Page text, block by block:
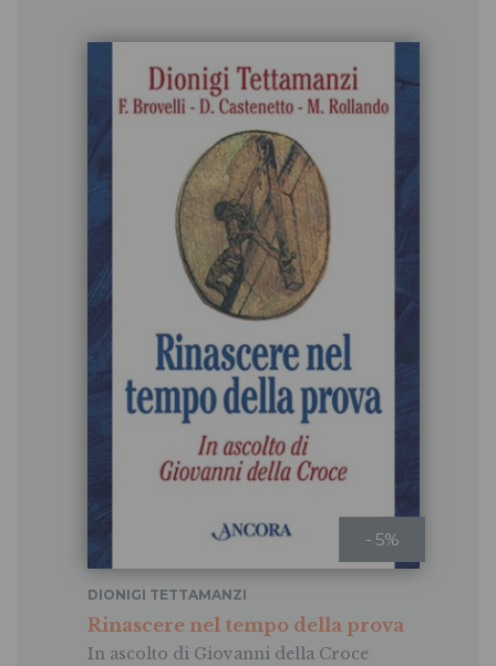
- 5%
Rinascere nel tempo della prova
In ascolto di Giovanni della Croce
DIONIGI TETTAMANZI